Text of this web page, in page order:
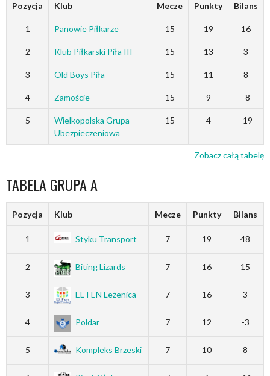
Pozycja Klub Mecze Punkty Bilans
1 Panowie Piłkarze 15 19 16
2 Klub Piłkarski Piła III 15 13 3
3 Old Boys Piła 15 11 8
4 Zamoście 15 9 -8
5
Wielkopolska Grupa
Ubezpieczeniowa
15 4 -19
Zobacz całą tabelę
TABELA GRUPA A
Pozycja Klub Mecze Punkty Bilans
1 Styku Transport 7 19 48
2 Biting Lizards 7 16 15
3 EL-FEN Leżenica 7 16 3
4 Poldar 7 12 -3
5 Kompleks Brzeski 7 10 8